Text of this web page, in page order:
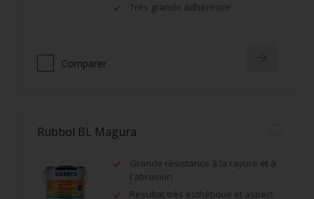
Très grande adhérence
Comparer
Rubbol BL Magura
Grande résistance à la rayure et à
l'abrasion
Résultat très esthétique et aspect